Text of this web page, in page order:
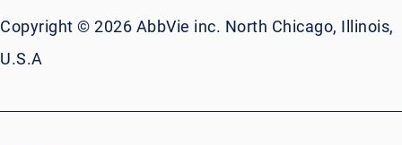
Copyright © 2026 AbbVie inc. North Chicago, Illinois,
U.S.A